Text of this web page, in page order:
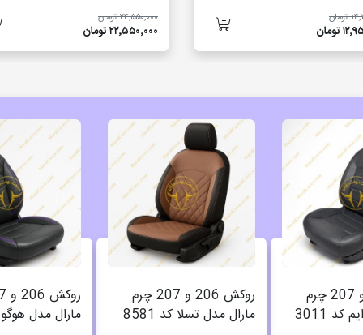
تومان
۲۴٬۵۵۰٬۰۰۰ تومان
۲۲٬۵۵۰٬۰۰۰ تومان
روکش 206 و 207 چرم
3011
روکش 206 و 207 چرم
مارال مدل تسلا کد 8581
مارال مدل هوگو کد